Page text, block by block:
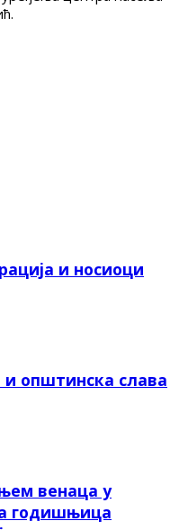
и носиоци
општинска слава
венаца у
годишњица